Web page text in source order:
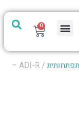
0
/ ADI-R –